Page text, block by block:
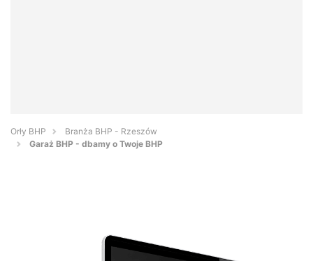
Orły BHP
Branża BHP - Rzeszów
Garaż BHP - dbamy o Twoje BHP